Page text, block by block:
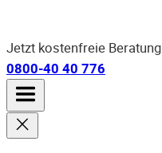
Jetzt kostenfreie Beratung
0800-40 40 776